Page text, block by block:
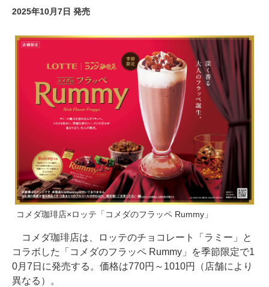
2025年10月7日 発売
コメダ珈琲店×ロッテ「コメダのフラッペ Rummy」
コメダ珈琲店は、ロッテのチョコレート「ラミー」と
コラボした「コメダのフラッペ Rummy」を季節限定で1
0月7日に発売する。価格は770円～1010円（店舗により
異なる）。